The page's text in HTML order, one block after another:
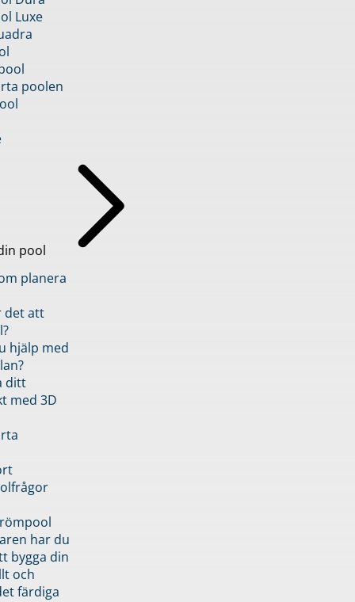
Luxe
poolen
pool
planera
det att
hjälp med
ditt
med 3D
har du
bygga din
och
färdiga